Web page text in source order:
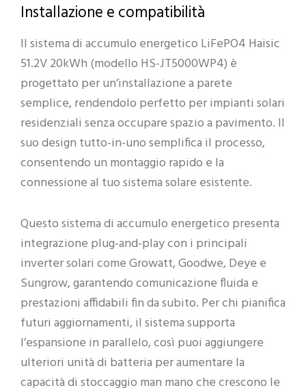
Installazione e compatibilità
Il sistema di accumulo energetico LiFePO4 Haisic
51.2V 20kWh (modello HS-JT5000WP4) è
progettato per un’installazione a parete
semplice, rendendolo perfetto per impianti solari
residenziali senza occupare spazio a pavimento. Il
suo design tutto-in-uno semplifica il processo,
consentendo un montaggio rapido e la
connessione al tuo sistema solare esistente.
Questo sistema di accumulo energetico presenta
integrazione plug-and-play con i principali
inverter solari come Growatt, Goodwe, Deye e
Sungrow, garantendo comunicazione fluida e
prestazioni affidabili fin da subito. Per chi pianifica
futuri aggiornamenti, il sistema supporta
l’espansione in parallelo, così puoi aggiungere
ulteriori unità di batteria per aumentare la
capacità di stoccaggio man mano che crescono le